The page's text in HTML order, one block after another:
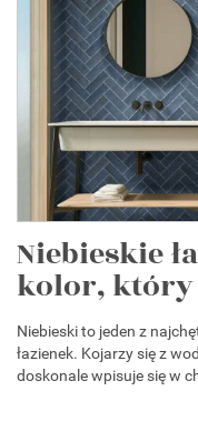
Niebieskie
kolor,
Niebieski to jeden z
łazienek. Kojarzy się z
doskonale wpisuje się w